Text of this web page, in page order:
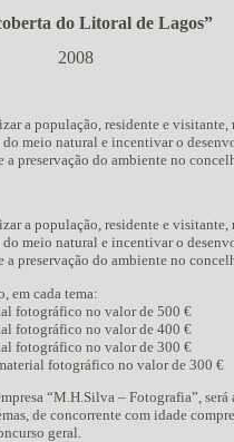
do Litoral de Lagos”
2008
a população, residente e visitante,
do meio natural e incentivar o
preservação do ambiente no
a população, residente e visitante,
do meio natural e incentivar o
preservação do ambiente no
em cada tema:
fotográfico no valor de 500 €
fotográfico no valor de 400 €
fotográfico no valor de 300 €
fotográfico no valor de 300 €
“M.H.Silva – Fotografia”,
de concorrente com idade
geral.